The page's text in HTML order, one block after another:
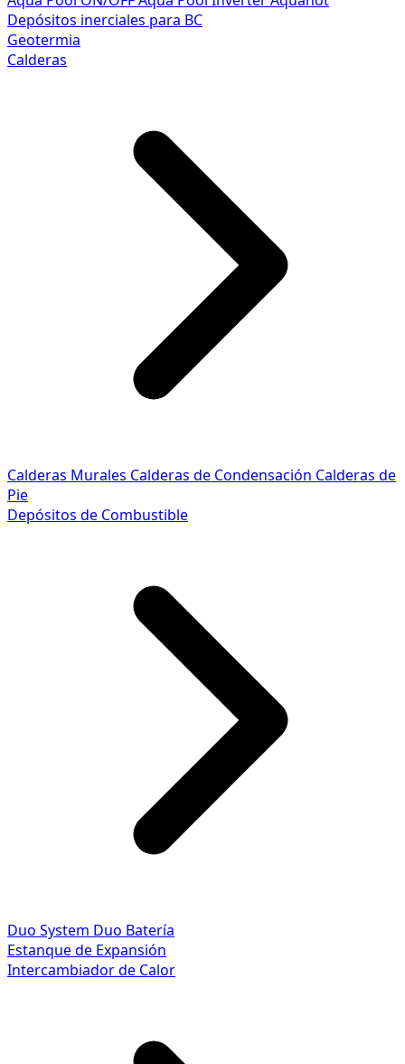
Depósitos inerciales para BC
Geotermia
Calderas
Calderas Murales Calderas de Condensación Calderas de
Pie
Depósitos de Combustible
Duo System Duo Batería
Estanque de Expansión
Intercambiador de Calor